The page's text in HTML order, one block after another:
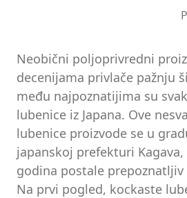
Neobični poljoprivredni
decenijama privlače pažnju
među najpoznatijima su
lubenice iz Japana. Ove
lubenice proizvode se u
japanskoj prefekturi
godina postale
Na prvi pogled, kockaste